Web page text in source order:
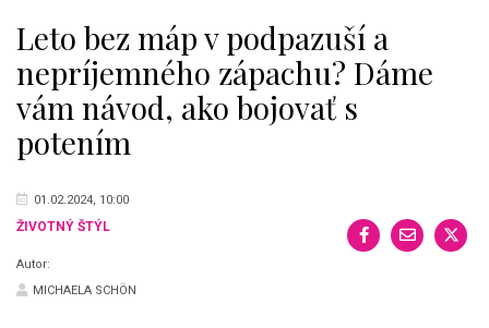
Leto bez máp v podpazuší a
nepríjemného zápachu? Dáme
vám návod, ako bojovať s
potením
01.02.2024, 10:00
ŽIVOTNÝ ŠTÝL
Autor:
MICHAELA SCHÖN